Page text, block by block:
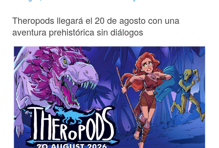
Theropods llegará el 20 de agosto con una
aventura prehistórica sin diálogos